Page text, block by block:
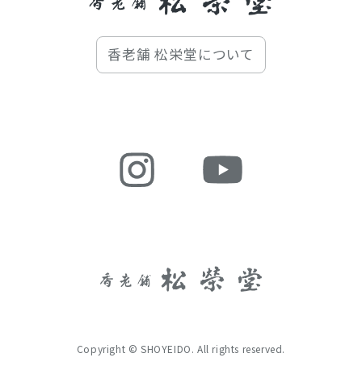
香老舗 松栄堂について
Copyright © SHOYEIDO. All rights reserved.